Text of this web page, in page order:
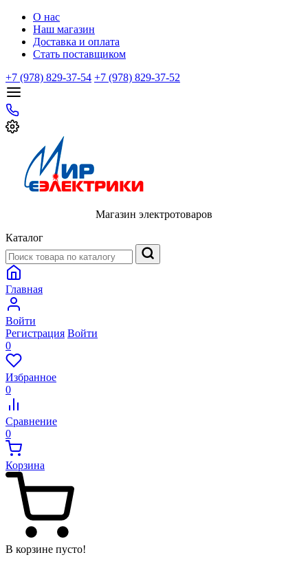
О нас
Наш магазин
Доставка и оплата
Стать поставщиком
+7 (978) 829-37-54 +7 (978) 829-37-52
Магазин электротоваров
Каталог
Главная
Войти
Регистрация Войти
0
Избранное
0
Сравнение
0
Корзина
В корзине пусто!